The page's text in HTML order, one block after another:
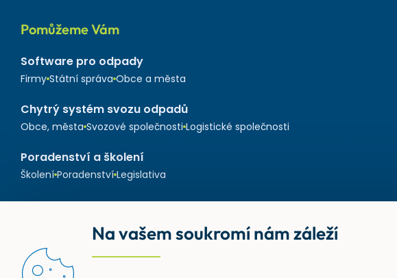
Pomůžeme Vám
Software pro odpady
Firmy Státní správa Obce a města
Chytrý systém svozu odpadů
Obce, města Svozové společnosti Logistické společnosti
Poradenství a školení
Školení Poradenství Legislativa
Na vašem soukromí nám záleží